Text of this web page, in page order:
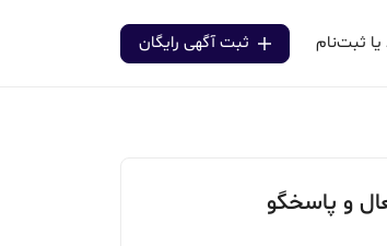
یا ثبت‌نام ثبت آگهی رایگان
و پاسخگو